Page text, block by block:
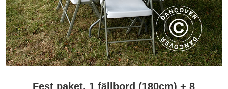
Fest paket, 1 fällbord (180cm) + 8